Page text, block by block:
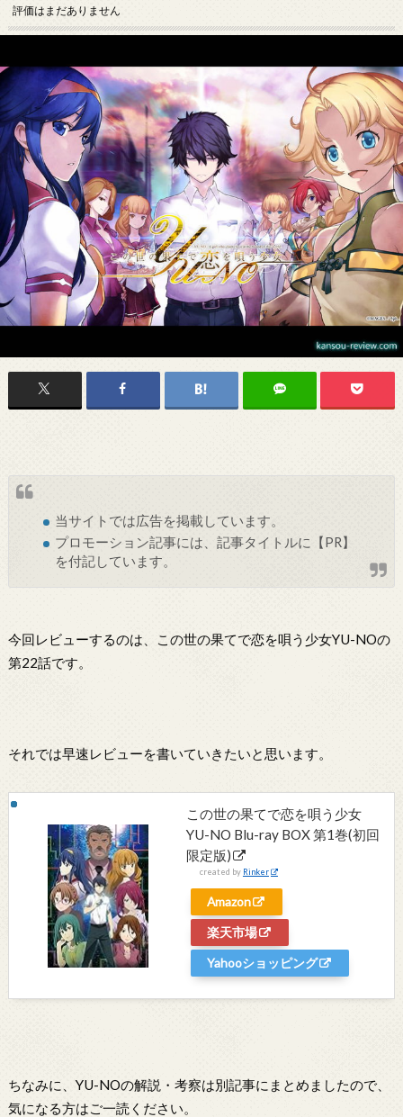
評価はまだありません
当サイトでは広告を掲載しています。
プロモーション記事には、記事タイトルに【PR】
を付記しています。
今回レビューするのは、この世の果てで恋を唄う少女YU-NOの
第22話です。
それでは早速レビューを書いていきたいと思います。
この世の果てで恋を唄う少女
YU-NO Blu-ray BOX 第1巻(初回
限定版)
created by Rinker
Amazon
楽天市場
Yahooショッピング
ちなみに、YU-NOの解説・考察は別記事にまとめましたので、
気になる方はご一読ください。